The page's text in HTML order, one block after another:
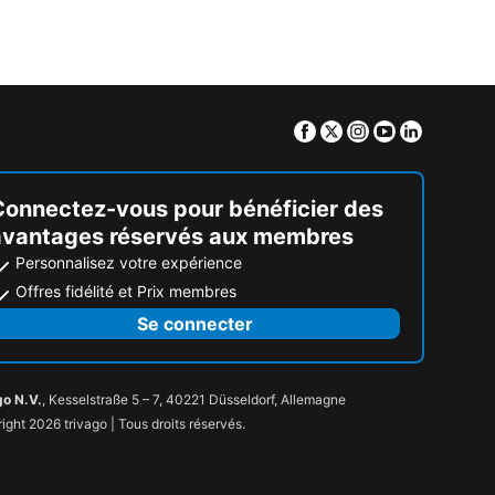
Facebook
TwitterInstagram
Youtube
vous pour bénéficier des
réservés aux membres
Personnalisez votre expérience
Offres fidélité et Prix membres
Se connecter
N.V., Kesselstraße 5 – 7, 40221 Düsseldorf, Allemagne
2026 trivago | Tous droits réservés.